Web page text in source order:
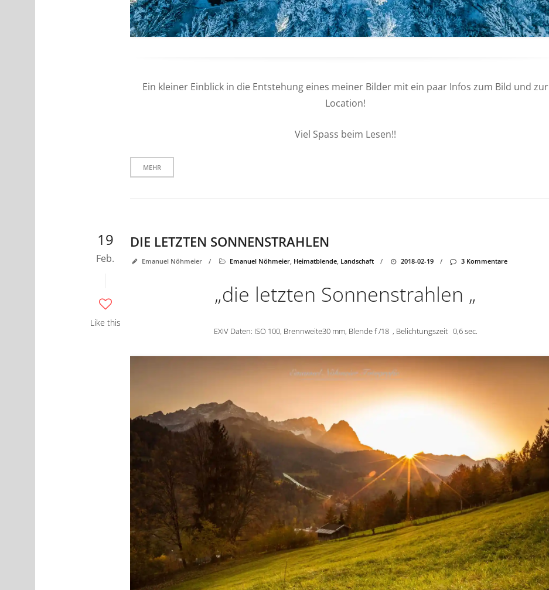
Ein kleiner Einblick in die Entstehung eines meiner Bilder mit ein paar Infos zum Bild und zur
Location!
Viel Spass beim Lesen!!
MEHR
19
Feb.
Like this
DIE LETZTEN SONNENSTRAHLEN
Emanuel Nöhmeier / Emanuel Nöhmeier, Heimatblende, Landschaft / 2018-02-19 / 3 Kommentare
„die letzten Sonnenstrahlen „
EXIV Daten: ISO 100, Brennweite30 mm, Blende f /18 , Belichtungszeit 0,6 sec.